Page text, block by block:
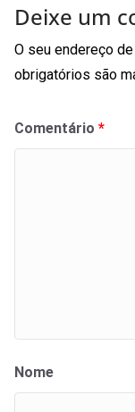
Deixe um
O seu endereço
obrigatórios são
Comentário *
Nome